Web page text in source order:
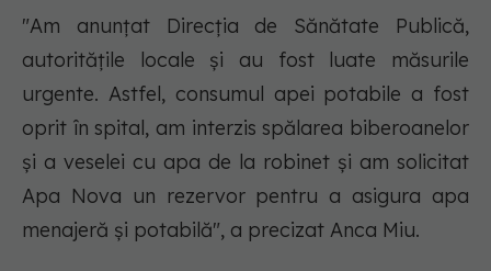
"Am anunţat Direcţia de Sănătate Publică,
autorităţile locale şi au fost luate măsurile
urgente. Astfel, consumul apei potabile a fost
oprit în spital, am interzis spălarea biberoanelor
şi a veselei cu apa de la robinet şi am solicitat
Apa Nova un rezervor pentru a asigura apa
menajeră şi potabilă", a precizat Anca Miu.